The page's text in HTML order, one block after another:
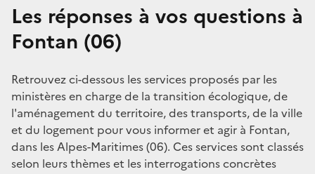
Les réponses à vos questions à
Fontan (06)
Retrouvez ci-dessous les services proposés par les
ministères en charge de la transition écologique, de
l'aménagement du territoire, des transports, de la ville
et du logement pour vous informer et agir à Fontan,
dans les Alpes-Maritimes (06). Ces services sont classés
selon leurs thèmes et les interrogations concrètes